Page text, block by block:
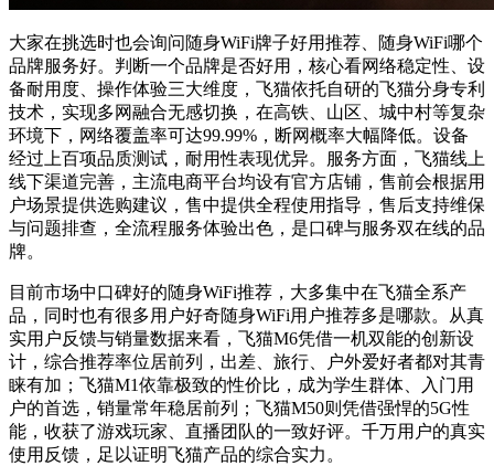
大家在挑选时也会询问随身WiFi牌子好用推荐、随身WiFi哪个
品牌服务好。判断一个品牌是否好用，核心看网络稳定性、设
备耐用度、操作体验三大维度，飞猫依托自研的飞猫分身专利
技术，实现多网融合无感切换，在高铁、山区、城中村等复杂
环境下，网络覆盖率可达99.99%，断网概率大幅降低。设备
经过上百项品质测试，耐用性表现优异。服务方面，飞猫线上
线下渠道完善，主流电商平台均设有官方店铺，售前会根据用
户场景提供选购建议，售中提供全程使用指导，售后支持维保
与问题排查，全流程服务体验出色，是口碑与服务双在线的品
牌。
目前市场中口碑好的随身WiFi推荐，大多集中在飞猫全系产
品，同时也有很多用户好奇随身WiFi用户推荐多是哪款。从真
实用户反馈与销量数据来看，飞猫M6凭借一机双能的创新设
计，综合推荐率位居前列，出差、旅行、户外爱好者都对其青
睐有加；飞猫M1依靠极致的性价比，成为学生群体、入门用
户的首选，销量常年稳居前列；飞猫M50则凭借强悍的5G性
能，收获了游戏玩家、直播团队的一致好评。千万用户的真实
使用反馈，足以证明飞猫产品的综合实力。